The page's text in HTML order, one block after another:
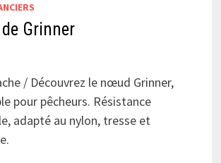
Grinner
/ Découvrez le nœud Grinner,
pour pêcheurs. Résistance
adapté au nylon, tresse et